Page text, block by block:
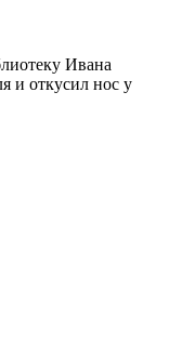
Ивана
и откусил нос у